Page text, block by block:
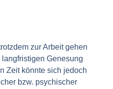
zur Arbeit gehen
Genesung
Zeit könnte sich jedoch
bzw. psychischer